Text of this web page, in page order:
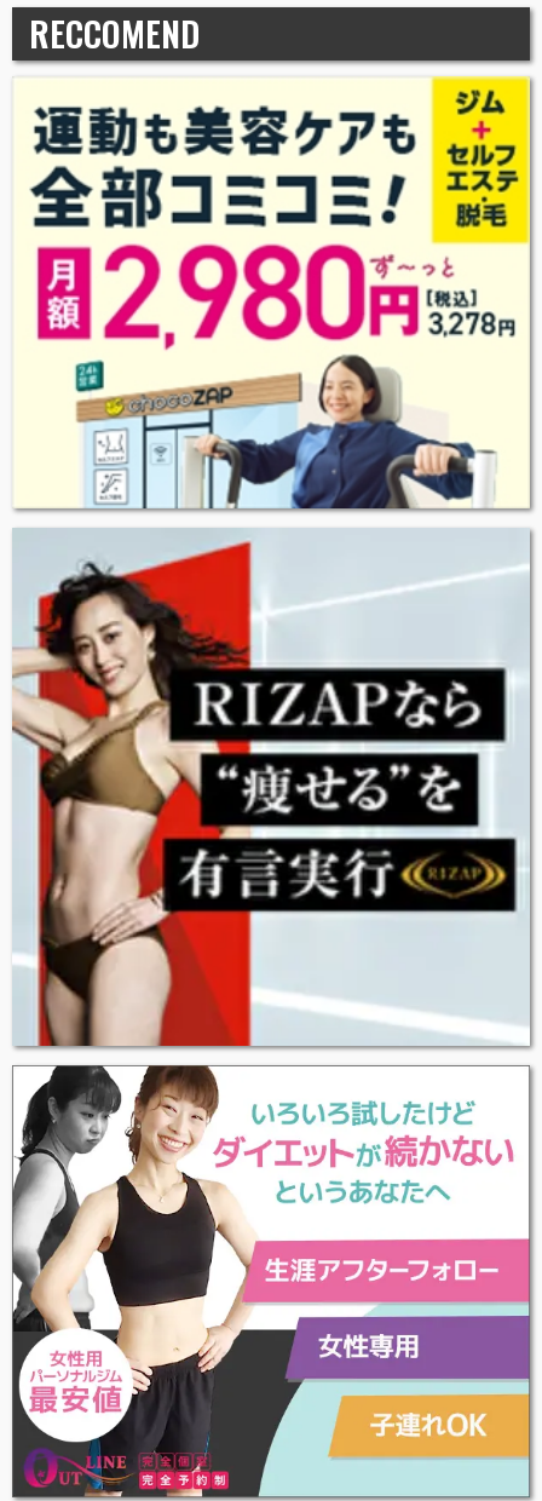
RECCOMEND